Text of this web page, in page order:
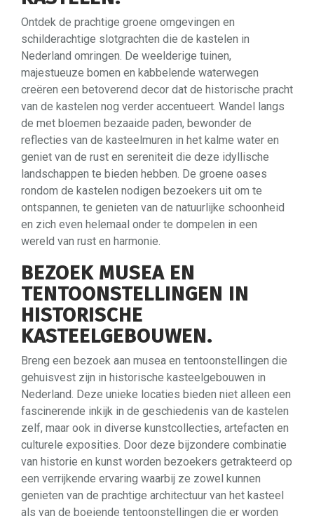
Ontdek de prachtige groene omgevingen en
schilderachtige slotgrachten die de kastelen in
Nederland omringen. De weelderige tuinen,
majestueuze bomen en kabbelende waterwegen
creëren een betoverend decor dat de historische pracht
van de kastelen nog verder accentueert. Wandel langs
de met bloemen bezaaide paden, bewonder de
reflecties van de kasteelmuren in het kalme water en
geniet van de rust en sereniteit die deze idyllische
landschappen te bieden hebben. De groene oases
rondom de kastelen nodigen bezoekers uit om te
ontspannen, te genieten van de natuurlijke schoonheid
en zich even helemaal onder te dompelen in een
wereld van rust en harmonie.
BEZOEK MUSEA EN
TENTOONSTELLINGEN IN
HISTORISCHE
KASTEELGEBOUWEN.
Breng een bezoek aan musea en tentoonstellingen die
gehuisvest zijn in historische kasteelgebouwen in
Nederland. Deze unieke locaties bieden niet alleen een
fascinerende inkijk in de geschiedenis van de kastelen
zelf, maar ook in diverse kunstcollecties, artefacten en
culturele exposities. Door deze bijzondere combinatie
van historie en kunst worden bezoekers getrakteerd op
een verrijkende ervaring waarbij ze zowel kunnen
genieten van de prachtige architectuur van het kasteel
als van de boeiende tentoonstellingen die er worden